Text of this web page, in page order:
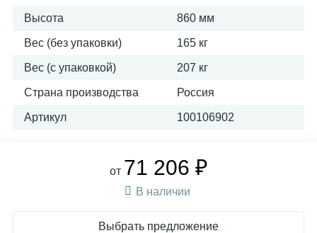
Высота 860 мм
Вес (без упаковки) 165 кг
Вес (с упаковкой) 207 кг
Страна производства Россия
Артикул 100106902
от 71 206 ₽
В наличии
Выбрать предложение